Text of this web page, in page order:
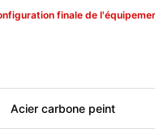
finale de
Acier carbone peint